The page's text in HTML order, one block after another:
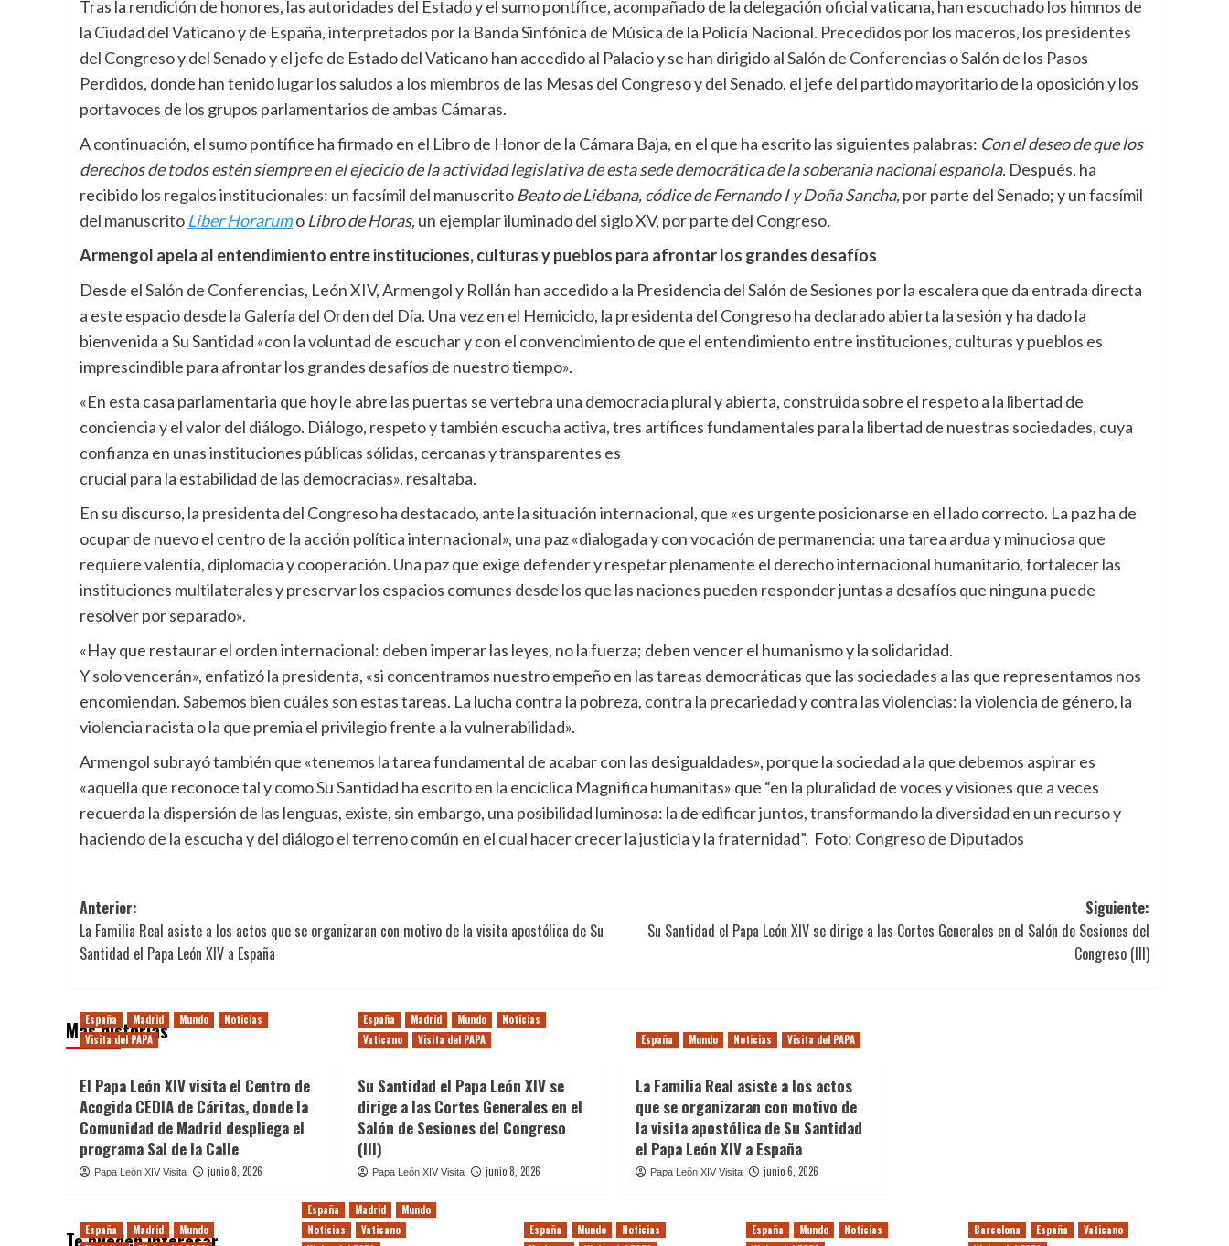
Tras la rendición de honores, las autoridades del Estado y el sumo pontífice, acompañado de la delegación oficial vaticana, han escuchado los himnos de
la Ciudad del Vaticano y de España, interpretados por la Banda Sinfónica de Música de la Policía Nacional. Precedidos por los maceros, los presidentes
del Congreso y del Senado y el jefe de Estado del Vaticano han accedido al Palacio y se han dirigido al Salón de Conferencias o Salón de los Pasos
Perdidos, donde han tenido lugar los saludos a los miembros de las Mesas del Congreso y del Senado, el jefe del partido mayoritario de la oposición y los
portavoces de los grupos parlamentarios de ambas Cámaras.
A continuación, el sumo pontífice ha firmado en el Libro de Honor de la Cámara Baja, en el que ha escrito las siguientes palabras: Con el deseo de que los
derechos de todos estén siempre en el ejecicio de la actividad legislativa de esta sede democrática de la soberania nacional española. Después, ha
recibido los regalos institucionales: un facsímil del manuscrito Beato de Liébana, códice de Fernando I y Doña Sancha,por parte del Senado;y un facsímil
del manuscrito Liber Horarumo Libro de Horas,un ejemplar iluminado del siglo XV, por parte del Congreso.
Armengol apela al entendimiento entre instituciones, culturas y pueblos para afrontar los grandes desafíos
Desde el Salón de Conferencias, León XIV, Armengol y Rollán han accedido a la Presidencia del Salón de Sesiones por la escalera que da entrada directa
a este espacio desde la Galería del Orden del Día. Una vez en el Hemiciclo, la presidenta del Congreso ha declarado abierta la sesión y ha dado la
bienvenida a Su Santidad «con la voluntad de escuchar y con el convencimiento de que el entendimiento entre instituciones, culturas y pueblos es
imprescindible para afrontar los grandes desafíos de nuestro tiempo».
«En esta casa parlamentaria que hoy le abre las puertas se vertebra una democracia plural y abierta, construida sobre el respeto a la libertad de
conciencia y el valor del diálogo. Diálogo, respeto y también escucha activa, tres artífices fundamentales para la libertad de nuestras sociedades, cuya
confianza en unas instituciones públicas sólidas, cercanas y transparentes es
crucial para la estabilidad de las democracias», resaltaba.
En su discurso, la presidenta del Congreso ha destacado, ante la situación internacional, que «es urgente posicionarse en el lado correcto. La paz ha de
ocupar de nuevo el centro de la acción política internacional», una paz «dialogada y con vocación de permanencia: una tarea ardua y minuciosa que
requiere valentía, diplomacia y cooperación. Una paz que exige defender y respetar plenamente el derecho internacional humanitario, fortalecer las
instituciones multilaterales y preservar los espacios comunes desde los que las naciones pueden responder juntas a desafíos que ninguna puede
resolver por separado».
«Hay que restaurar el orden internacional: deben imperar las leyes, no la fuerza; deben vencer el humanismo y la solidaridad.
Y solo vencerán», enfatizó la presidenta, «si concentramos nuestro empeño en las tareas democráticas que las sociedades a las que representamos nos
encomiendan. Sabemos bien cuáles son estas tareas. La lucha contra la pobreza, contra la precariedad y contra las violencias: la violencia de género, la
violencia racista o la que premia el privilegio frente a la vulnerabilidad».
Armengol subrayó también que «tenemos la tarea fundamental de acabar con las desigualdades», porque la sociedad a la que debemos aspirar es
«aquella que reconoce tal y como Su Santidad ha escrito en la encíclica Magnifica humanitas» que “en la pluralidad de voces y visiones que a veces
recuerda la dispersión de las lenguas, existe, sin embargo, una posibilidad luminosa: la de edificar juntos, transformando la diversidad en un recurso y
haciendo de la escucha y del diálogo el terreno común en el cual hacer crecer la justicia y la fraternidad”. Foto: Congreso de Diputados
Navegación
de
entradas
Anterior:
​La Familia Real asiste a los actos que se organizaran con motivo de la visita apostólica de Su
Santidad el Papa León XIV a España
Siguiente:
Su Santidad el Papa León XIV se dirige a las Cortes Generales en el Salón de Sesiones del
Congreso (III)
Más historias
España Madrid Mundo
Noticias
Visita del PAPA
El Papa León XIV visita el Centro de
Acogida CEDIA de Cáritas, donde la
Comunidad de Madrid despliega el
programa Sal de la Calle
Papa León XIV Visita junio 8, 2026
España Madrid Mundo
Noticias
Vaticano
Visita del PAPA
Su Santidad el Papa León XIV se
dirige a las Cortes Generales en el
Salón de Sesiones del Congreso
(III)
Papa León XIV Visita junio 8, 2026
España Mundo Noticias Visita del PAPA
​La Familia Real asiste a los actos
que se organizaran con motivo de
la visita apostólica de Su Santidad
el Papa León XIV a España
Papa León XIV Visita junio 6, 2026
Te pueden interesar
España Madrid
Mundo
España Madrid
Mundo
Noticias
Vaticano
España Mundo
Noticias
España Mundo
Noticias
Barcelona España
Vaticano